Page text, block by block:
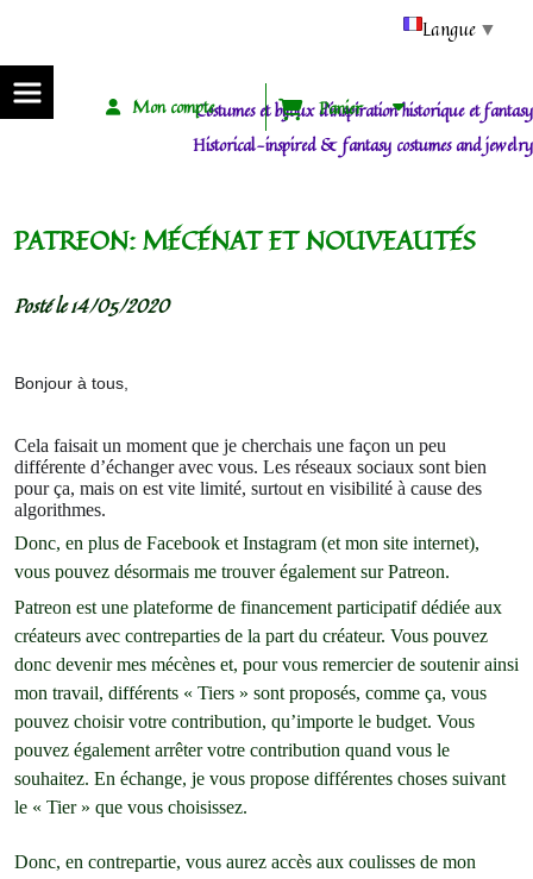
Costumes et bijoux d'inspiration historique et fantasy
Historical-inspired & fantasy costumes and jewelry
Mon compte Panier
PATREON: MÉCÉNAT ET NOUVEAUTÉS
Posté le 14/05/2020
Bonjour à tous,
Cela faisait un moment que je cherchais une façon un peu
différente d’échanger avec vous. Les réseaux sociaux sont bien
pour ça, mais on est vite limité, surtout en visibilité à cause des
algorithmes.
Donc, en plus de Facebook et Instagram (et mon site internet),
vous pouvez désormais me trouver également sur Patreon.
Patreon est une plateforme de financement participatif dédiée aux
créateurs avec contreparties de la part du créateur. Vous pouvez
donc devenir mes mécènes et, pour vous remercier de soutenir ainsi
mon travail, différents « Tiers » sont proposés, comme ça, vous
pouvez choisir votre contribution, qu’importe le budget. Vous
pouvez également arrêter votre contribution quand vous le
souhaitez. En échange, je vous propose différentes choses suivant
le « Tier » que vous choisissez.
Donc, en contrepartie, vous aurez accès aux coulisses de mon
Langue ▼